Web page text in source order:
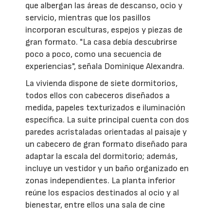
que albergan las áreas de descanso, ocio y
servicio, mientras que los pasillos
incorporan esculturas, espejos y piezas de
gran formato. "La casa debía descubrirse
poco a poco, como una secuencia de
experiencias", señala Dominique Alexandra.
La vivienda dispone de siete dormitorios,
todos ellos con cabeceros diseñados a
medida, papeles texturizados e iluminación
específica. La suite principal cuenta con dos
paredes acristaladas orientadas al paisaje y
un cabecero de gran formato diseñado para
adaptar la escala del dormitorio; además,
incluye un vestidor y un baño organizado en
zonas independientes. La planta inferior
reúne los espacios destinados al ocio y al
bienestar, entre ellos una sala de cine